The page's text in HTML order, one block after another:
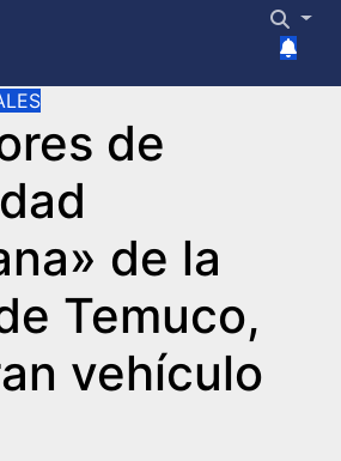
de
de la
Temuco,
vehículo